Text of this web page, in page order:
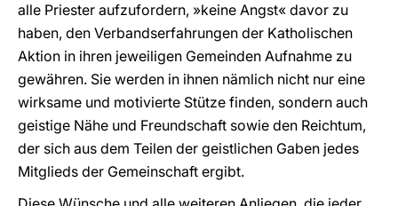
alle Priester aufzufordern, »keine Angst« davor zu
haben, den Verbandserfahrungen der Katholischen
Aktion in ihren jeweiligen Gemeinden Aufnahme zu
gewähren. Sie werden in ihnen nämlich nicht nur eine
wirksame und motivierte Stütze finden, sondern auch
geistige Nähe und Freundschaft sowie den Reichtum,
der sich aus dem Teilen der geistlichen Gaben jedes
Mitglieds der Gemeinschaft ergibt.